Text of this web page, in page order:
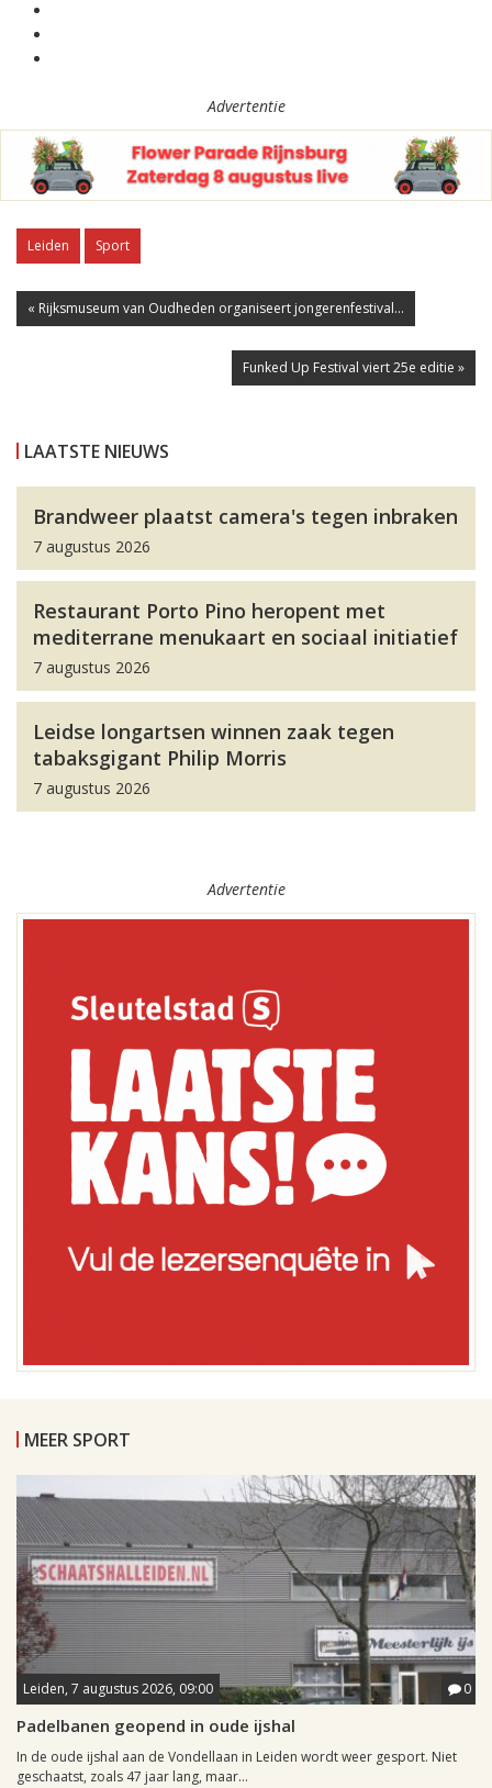
Advertentie
Leiden Sport
« Rijksmuseum van Oudheden organiseert jongerenfestival...
Funked Up Festival viert 25e editie »
LAATSTE NIEUWS
Brandweer plaatst camera's tegen inbraken
7 augustus 2026
Restaurant Porto Pino heropent met
mediterrane menukaart en sociaal initiatief
7 augustus 2026
Leidse longartsen winnen zaak tegen
tabaksgigant Philip Morris
7 augustus 2026
Advertentie
MEER SPORT
Leiden, 7 augustus 2026, 09:00 0
Padelbanen geopend in oude ijshal
In de oude ijshal aan de Vondellaan in Leiden wordt weer gesport. Niet
geschaatst, zoals 47 jaar lang, maar...